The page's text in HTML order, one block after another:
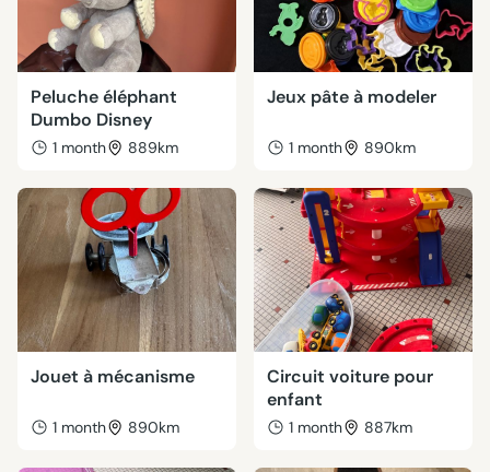
Peluche éléphant
Dumbo Disney
1 month 889km
Jeux pâte à modeler
1 month 890km
Jouet à mécanisme
1 month 890km
Circuit voiture pour
enfant
1 month 887km